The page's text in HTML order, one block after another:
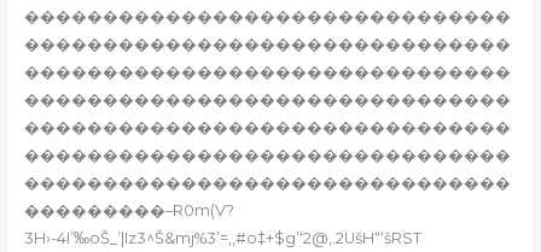
�������������������������������
�������������������������������
�������������������������������
�������������������������������
�������������������������������
�������������������������������
�������������������������������
���������–R0m(V?
3H›-4I’‰oŠ_’|Iz3^Š&mj%3’=,,#o‡+$g’‘2ܼ@,.2UšH“‘šRST